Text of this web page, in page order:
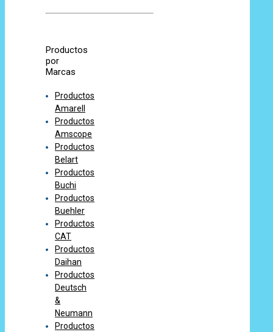
Productos
por
Marcas
Productos
Amarell
Productos
Amscope
Productos
Belart
Productos
Buchi
Productos
Buehler
Productos
CAT
Productos
Daihan
Productos
Deutsch
&
Neumann
Productos